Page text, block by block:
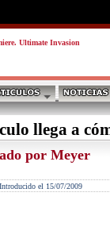
Ultimate Invasion
llega a
por Meyer
Introducido el 15/07/2009